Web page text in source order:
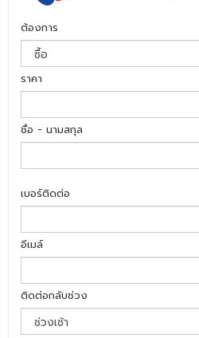
ต้องการ
ราคา
ชื่อ - นามสกุล
เบอร์ติดต่อ
อีเมล์
ติดต่อกลับช่วง